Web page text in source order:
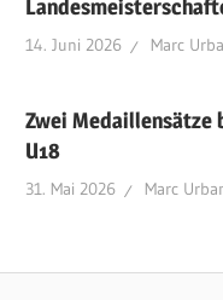
14. Juni 2026 Marc
Zwei Medaillensätze
U18
31. Mai 2026 Marc